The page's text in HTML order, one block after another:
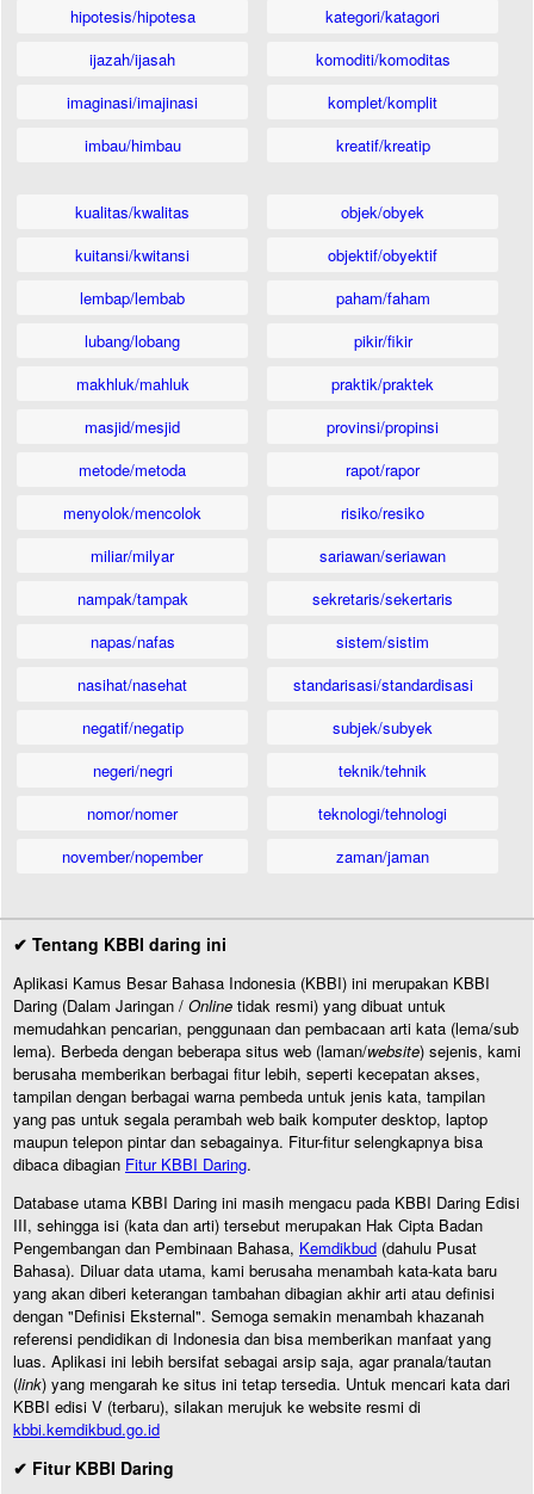
hipotesis/hipotesa
ijazah/ijasah
imaginasi/imajinasi
imbau/himbau
kategori/katagori
komoditi/komoditas
komplet/komplit
kreatif/kreatip
kualitas/kwalitas
kuitansi/kwitansi
lembap/lembab
lubang/lobang
makhluk/mahluk
masjid/mesjid
metode/metoda
menyolok/mencolok
miliar/milyar
nampak/tampak
napas/nafas
nasihat/nasehat
negatif/negatip
negeri/negri
nomor/nomer
november/nopember
objek/obyek
objektif/obyektif
paham/faham
pikir/fikir
praktik/praktek
provinsi/propinsi
rapot/rapor
risiko/resiko
sariawan/seriawan
sekretaris/sekertaris
sistem/sistim
standarisasi/standardisasi
subjek/subyek
teknik/tehnik
teknologi/tehnologi
zaman/jaman
✔ Tentang KBBI daring ini
Aplikasi Kamus Besar Bahasa Indonesia (KBBI) ini merupakan KBBI
Daring (Dalam Jaringan / Online tidak resmi) yang dibuat untuk
memudahkan pencarian, penggunaan dan pembacaan arti kata (lema/sub
lema). Berbeda dengan beberapa situs web (laman/website) sejenis, kami
berusaha memberikan berbagai fitur lebih, seperti kecepatan akses,
tampilan dengan berbagai warna pembeda untuk jenis kata, tampilan
yang pas untuk segala perambah web baik komputer desktop, laptop
maupun telepon pintar dan sebagainya. Fitur-fitur selengkapnya bisa
dibaca dibagian Fitur KBBI Daring.
Database utama KBBI Daring ini masih mengacu pada KBBI Daring Edisi
III, sehingga isi (kata dan arti) tersebut merupakan Hak Cipta Badan
Pengembangan dan Pembinaan Bahasa, Kemdikbud (dahulu Pusat
Bahasa). Diluar data utama, kami berusaha menambah kata-kata baru
yang akan diberi keterangan tambahan dibagian akhir arti atau definisi
dengan "Definisi Eksternal". Semoga semakin menambah khazanah
referensi pendidikan di Indonesia dan bisa memberikan manfaat yang
luas. Aplikasi ini lebih bersifat sebagai arsip saja, agar pranala/tautan
(link) yang mengarah ke situs ini tetap tersedia. Untuk mencari kata dari
KBBI edisi V (terbaru), silakan merujuk ke website resmi di
kbbi.kemdikbud.go.id
✔ Fitur KBBI Daring